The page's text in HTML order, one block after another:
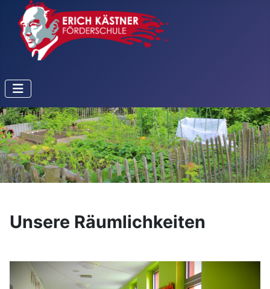
Unsere Räumlichkeiten